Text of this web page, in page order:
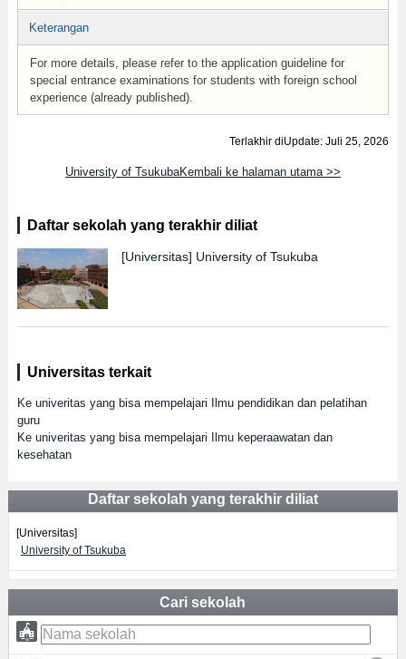
Keterangan
For more details, please refer to the application guideline for
special entrance examinations for students with foreign school
experience (already published).
Terlakhir diUpdate: Juli 25, 2026
University of TsukubaKembali ke halaman utama >>
Daftar sekolah yang terakhir diliat
[Universitas] University of Tsukuba
Universitas terkait
Ke univeritas yang bisa mempelajari Ilmu pendidikan dan pelatihan
guru
Ke univeritas yang bisa mempelajari Ilmu keperaawatan dan
kesehatan
Daftar sekolah yang terakhir diliat
[Universitas]
University of Tsukuba
Cari sekolah